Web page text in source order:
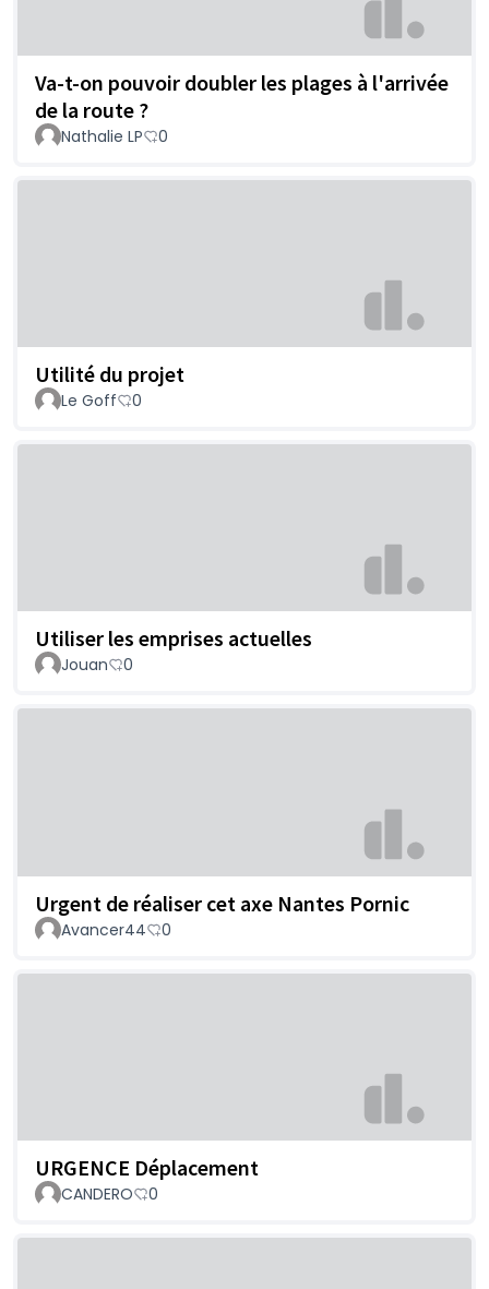
Va-t-on pouvoir doubler les plages à l'arrivée
de la route ?
Nathalie LP 0
Utilité du projet
Le Goff 0
Utiliser les emprises actuelles
Jouan 0
Urgent de réaliser cet axe Nantes Pornic
Avancer44 0
URGENCE Déplacement
CANDERO 0